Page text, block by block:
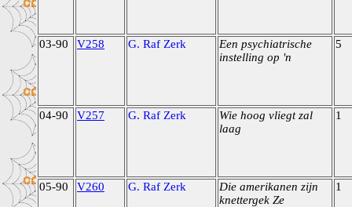
03-90 V258 G. Raf Zerk
Een psychiatrische
instelling op 'n
5
04-90 V257 G. Raf Zerk
Wie hoog vliegt zal
laag
1
05-90 V260 G. Raf Zerk
Die amerikanen zijn
knettergek Ze
1